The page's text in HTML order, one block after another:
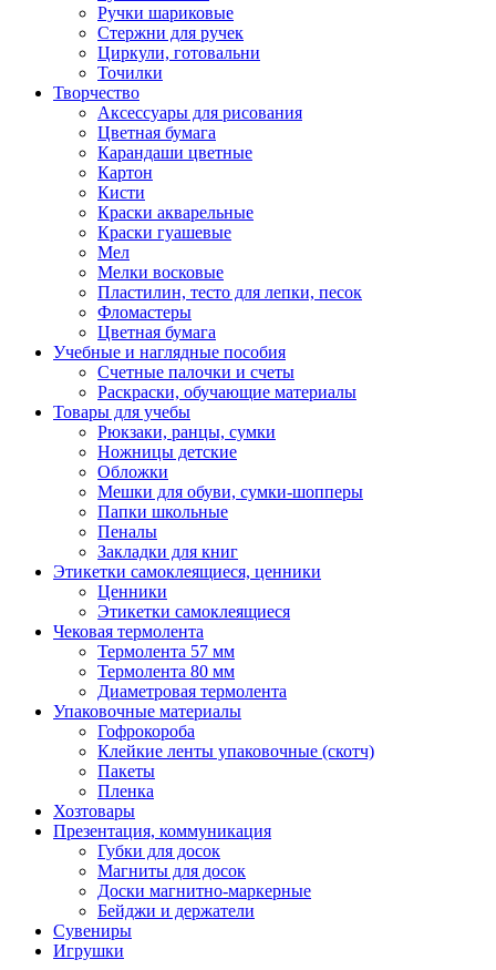
Ручки шариковые
Стержни для ручек
Циркули, готовальни
Точилки
Творчество
Аксессуары для рисования
Цветная бумага
Карандаши цветные
Картон
Кисти
Краски акварельные
Краски гуашевые
Мел
Мелки восковые
Пластилин, тесто для лепки, песок
Фломастеры
Цветная бумага
Учебные и наглядные пособия
Счетные палочки и счеты
Раскраски, обучающие материалы
Товары для учебы
Рюкзаки, ранцы, сумки
Ножницы детские
Обложки
Мешки для обуви, сумки-шопперы
Папки школьные
Пеналы
Закладки для книг
Этикетки самоклеящиеся, ценники
Ценники
Этикетки самоклеящиеся
Чековая термолента
Термолента 57 мм
Термолента 80 мм
Диаметровая термолента
Упаковочные материалы
Гофрокороба
Клейкие ленты упаковочные (скотч)
Пакеты
Пленка
Хозтовары
Презентация, коммуникация
Губки для досок
Магниты для досок
Доски магнитно-маркерные
Бейджи и держатели
Сувениры
Игрушки